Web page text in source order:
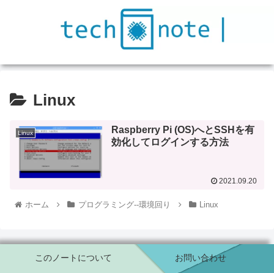
Linux
Linux
Raspberry Pi (OS)へとSSHを有
効化してログインする方法
2021.09.20
ホーム プログラミング--環境回り Linux
このノートについて お問い合わせ